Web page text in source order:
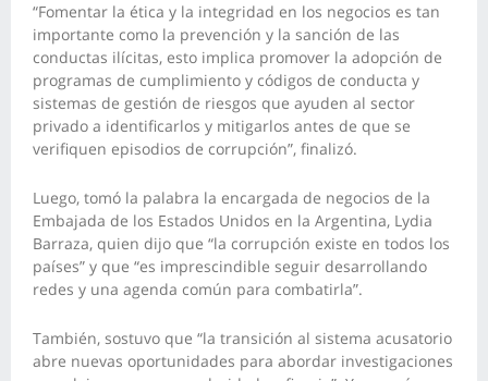
“Fomentar la ética y la integridad en los negocios es tan
importante como la prevención y la sanción de las
conductas ilícitas, esto implica promover la adopción de
programas de cumplimiento y códigos de conducta y
sistemas de gestión de riesgos que ayuden al sector
privado a identificarlos y mitigarlos antes de que se
verifiquen episodios de corrupción”, finalizó.
Luego, tomó la palabra la encargada de negocios de la
Embajada de los Estados Unidos en la Argentina, Lydia
Barraza, quien dijo que “la corrupción existe en todos los
países” y que “es imprescindible seguir desarrollando
redes y una agenda común para combatirla”.
También, sostuvo que “la transición al sistema acusatorio
abre nuevas oportunidades para abordar investigaciones